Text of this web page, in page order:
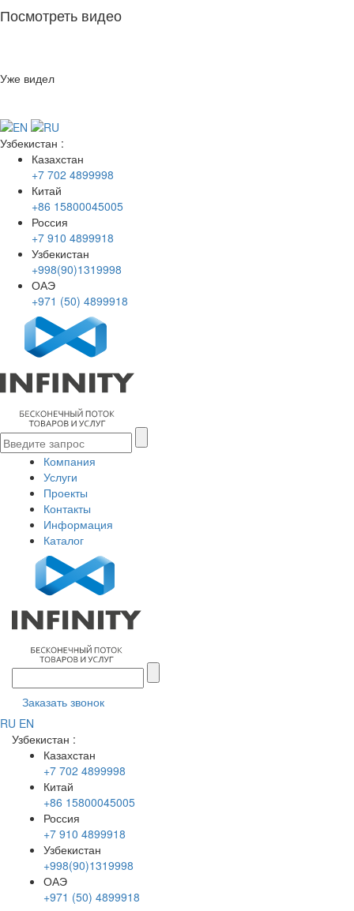
Посмотреть видео
Уже видел
Узбекистан :
Казахстан
+7 702 4899998
Китай
+86 15800045005
Россия
+7 910 4899918
Узбекистан
+998(90)1319998
ОАЭ
+971 (50) 4899918
Компания
Услуги
Проекты
Контакты
Информация
Каталог
Заказать звонок
RU EN
Узбекистан :
Казахстан
+7 702 4899998
Китай
+86 15800045005
Россия
+7 910 4899918
Узбекистан
+998(90)1319998
ОАЭ
+971 (50) 4899918